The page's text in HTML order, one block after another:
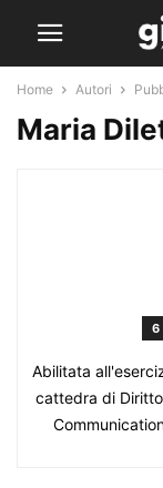
Home Autori
Maria
6
Abilitata
cattedra di